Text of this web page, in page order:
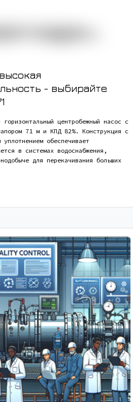
- выбирайте
центробежный насос с
71 м и КПД 82%. Конструкция с
уплотнением обеспечивает
в системах водоснабжения,
для перекачивания больших